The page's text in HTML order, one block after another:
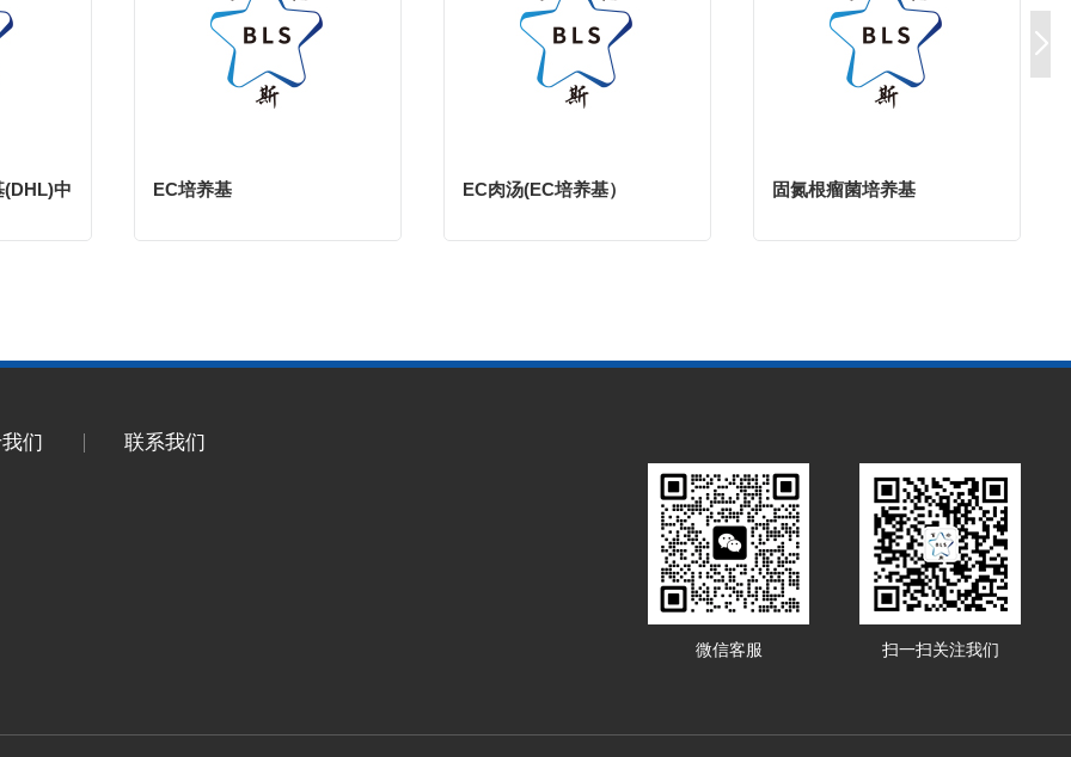
(DHL)中 EC培养基 EC肉汤(EC培养基） 固氮根瘤菌培养基
们 联系我们
微信客服 扫一扫关注我们